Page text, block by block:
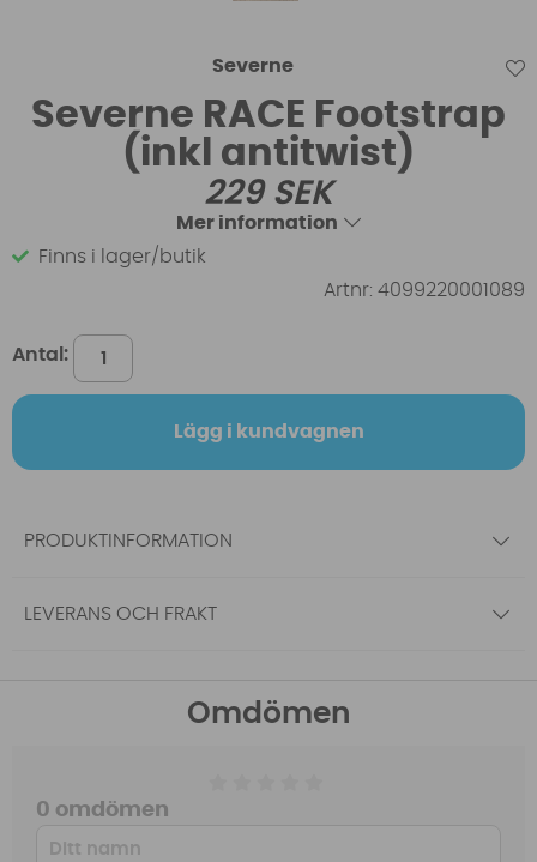
Severne
Severne RACE Footstrap
(inkl antitwist)
229SEK
Mer information
Finns i lager/butik
Artnr: 4099220001089
Antal:
Lägg i kundvagnen
PRODUKTINFORMATION
LEVERANS OCH FRAKT
Omdömen
0 omdömen